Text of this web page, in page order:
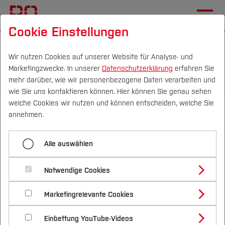
Campus Personen DE|EN Quicklinks
Studium
Studienangebote
Bachelorstudiengänge
Masterstudiengänge
Vor dem Studium
Bewerben & Einschreiben
Bewerbungsportal
Im Studium
Studienbüros und Prüfungen
Nach dem Studium
Forschung & Transfer
Profil
Forschungs- und Transferprofil
Schwerpunkte (FuT)
Beratung & Förderung
Nachhaltigkeit
Nachhaltigkeit studieren
International
Fachgebiete
Labor für Nachhaltigkeit in der Technik
Aktuelles
Zurück zur THALESruhr Website
Jahresrückblick 2024
THALESruhr
Transferprojekt 2
"Mikromobilität und
Energie"
Cookie Einstellungen
Wir nutzen Cookies auf unserer Website für Analyse- und
Marketingzwecke. In unserer Datenschutzerklärung erfahren Sie
mehr darüber, wie wir personenbezogene Daten verarbeiten und
wie Sie uns kontaktieren können. Hier können Sie genau sehen
welche Cookies wir nutzen und können entscheiden, welche Sie
annehmen.
Alle auswählen
Notwendige Cookies
Marketingrelevante Cookies
Einbettung YouTube-Videos